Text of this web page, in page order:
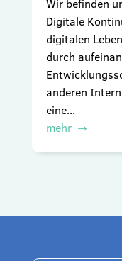
Wir befinden
Digitale
digitalen
durch
anderen
eine...
mehr